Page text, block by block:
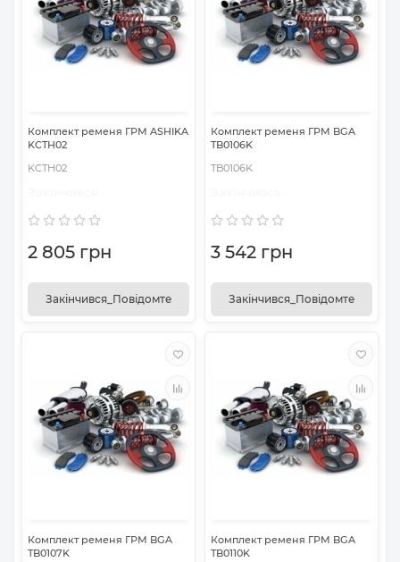
Комплект ременя ГРМ ASHIKA
KCTH02
KCTH02
2 805 грн
Закінчився_Повідомте
Комплект ременя ГРМ BGA
TB0106K
TB0106K
3 542 грн
Закінчився_Повідомте
Комплект ременя ГРМ BGA
TB0107K
Комплект ременя ГРМ BGA
TB0110K